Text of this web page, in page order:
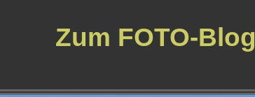
Zum FOTO-Blog